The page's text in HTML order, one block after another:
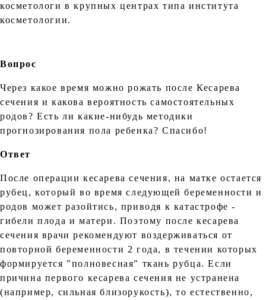
косметологи в крупных центрах типа института
косметологии.
Вопрос
Через какое время можно рожать после Кесарева
сечения и какова вероятность самостоятельных
родов? Есть ли какие-нибудь методики
прогнозирования пола ребенка? Спасибо!
Ответ
После операции кесарева сечения, на матке остается
рубец, который во время следующей беременности и
родов может разойтись, приводя к катастрофе -
гибели плода и матери. Поэтому после кесарева
сечения врачи рекомендуют воздерживаться от
повторной беременности 2 года, в течении которых
формируется "полновесная" ткань рубца. Если
причина первого кесарева сечения не устранена
(например, сильная близорукость), то естественно,